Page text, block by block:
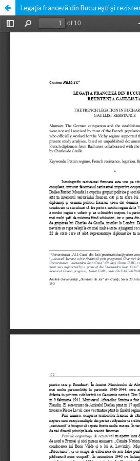
Legaţia franceză din Bucureşti şi